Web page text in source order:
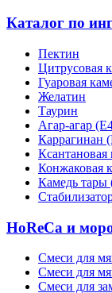
Каталог по
Пектин
Цитрусовая
Гуаровая
Желатин
Таурин
Агар-агар
Каррагинан
Ксантановая
Конжаковая
Камедь тары
HoReCa и
Смеси для
Смеси для
Смеси для